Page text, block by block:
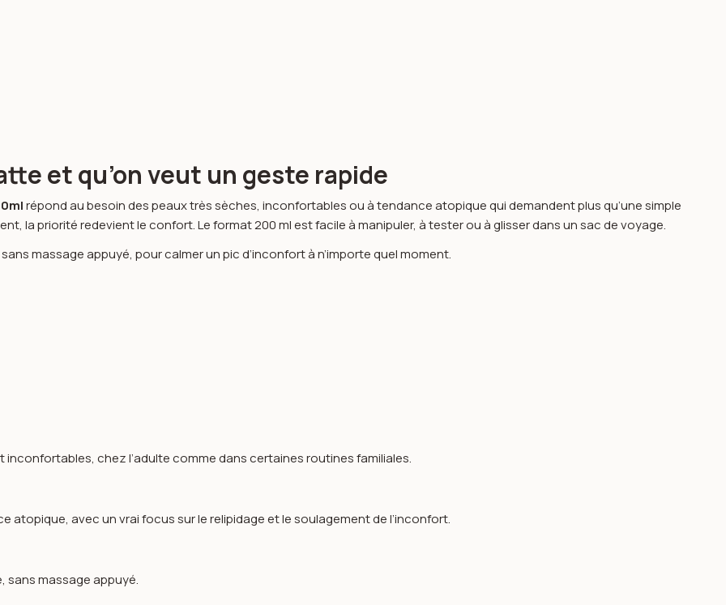
et qu’on veut un geste rapide
répond au besoin des peaux très sèches, inconfortables ou à tendance atopique qui demandent plus qu’une simple
la priorité redevient le confort. Le format 200 ml est facile à manipuler, à tester ou à glisser dans un sac de voyage.
massage appuyé, pour calmer un pic d’inconfort à n’importe quel moment.
chez l’adulte comme dans certaines routines familiales.
atopique, avec un vrai focus sur le relipidage et le soulagement de l’inconfort.
sans massage appuyé.